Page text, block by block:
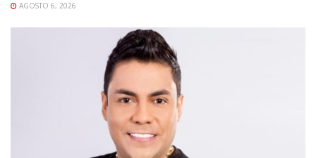
AGOSTO 6, 2026